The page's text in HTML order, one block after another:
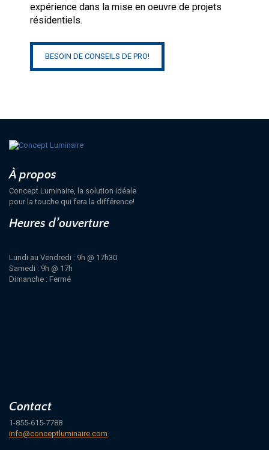
expérience dans la mise en oeuvre de projets
résidentiels.
BESOIN DE CONSEILS DE PRO!
À propos
Concept Luminaire, la solution idéale
pour la touche qui fera la différence!
Heures d’ouverture
Lundi au Vendredi : 9h @ 17h30
Samedi : 9h @ 17h
Dimanche : Fermé
Contact
1-855-615-7788
info@conceptluminaire.com